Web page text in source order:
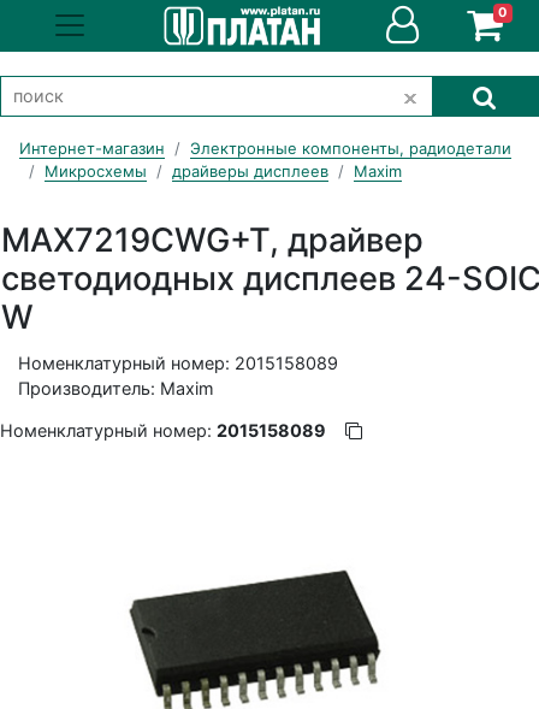
0
Интернет-магазин
Электронные компоненты, радиодетали
Микросхемы
драйверы дисплеев Maxim
MAX7219CWG+T, драйвер
светодиодных дисплеев 24-
W
Номенклатурный номер: 2015158089
Производитель: Maxim
Номенклатурный номер: 2015158089